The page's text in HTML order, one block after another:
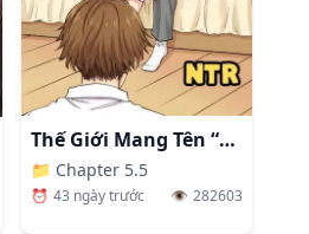
Thế Giới Mang Tên “Người Vợ”
📁 Chapter 5.5
⏰ 43 ngày trước 👁️ 282603